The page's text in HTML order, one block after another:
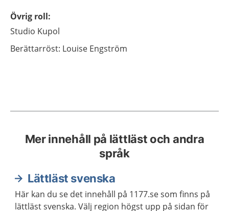
Övrig roll:
Studio Kupol
Berättarröst: Louise Engström
Mer innehåll på lättläst och andra
språk
Lättläst svenska
Här kan du se det innehåll på 1177.se som finns på
lättläst svenska. Välj region högst upp på sidan för